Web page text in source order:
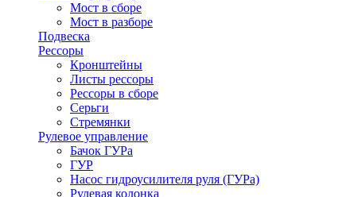
Мост в сборе
Мост в разборе
Подвеска
Рессоры
Кронштейны
Листы рессоры
Рессоры в сборе
Серьги
Стремянки
Рулевое управление
Бачок ГУРа
ГУР
Насос гидроусилителя руля (ГУРа)
Рулевая колонка